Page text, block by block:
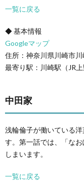
一覧に戻る
◆ 基本情報
Googleマップ
住所：神奈川県川崎市
最寄り駅：川崎駅（JR上
中田家
浅輪倫子が働いている洋
す。第一話では、「な
しまいます。
一覧に戻る